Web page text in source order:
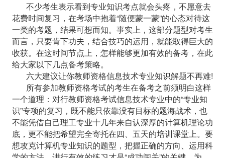
不少考生表示看到专业知识考点就会头疼，不愿意去
花费时间复习，在考场中抱着“随便蒙一蒙”的心态对待这
一类的考题，结果可想而知。事实上，这部分题型对考生
而言，只要肯下功夫，结合技巧的运用，就能取得巨大的
收获。在这时间节点上，怎样能够更加有效的备考，在此
给大家以下几点备考策略。
六大建议让你教师资格信息技术专业知识解题不再难!
所有参加教师资格考试的考生在备考之前须明白这样
一个道理：对行教师资格考试信息技术专业中的“专业知
识”专项的复习，既不能只依靠没有目标的题海战术，也
不能凭借自己理工专业十几年来自认深厚的计算机理论功
底，更不能把希望完全寄托在四、五天的培训课堂上。要
想攻克计算机专业知识的题型，把握正确的方向、运用科